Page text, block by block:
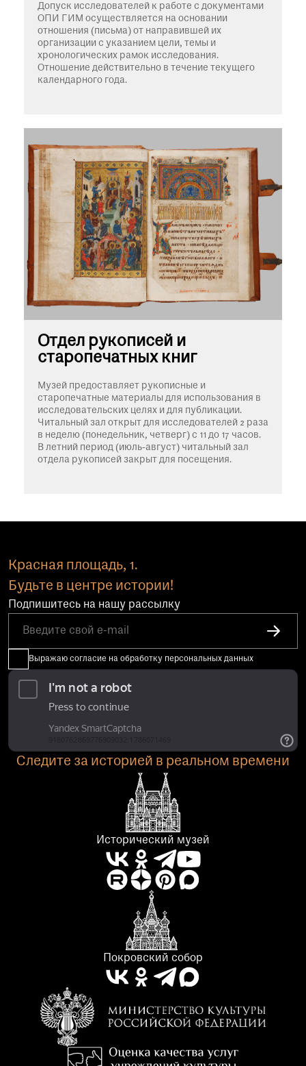
Допуск исследователей к работе с документами
ОПИ ГИМ осуществляется на основании
отношения (письма) от направившей их
организации с указанием цели, темы и
хронологических рамок исследования.
Отношение действительно в течение текущего
календарного года.
Отдел рукописей и
старопечатных книг
Музей предоставляет рукописные и
старопечатные материалы для использования в
исследовательских целях и для публикации.
Читальный зал открыт для исследователей 2 раза
в неделю (понедельник, четверг) с 11 до 17 часов.
В летний период (июль-август) читальный зал
отдела рукописей закрыт для посещения.
Красная площадь, 1.
Будьте в центре истории!
Подпишитесь на нашу рассылку
Выражаю согласие на обработку персональных данных
Следите за историей в реальном времени
Исторический музей
Покровский собор